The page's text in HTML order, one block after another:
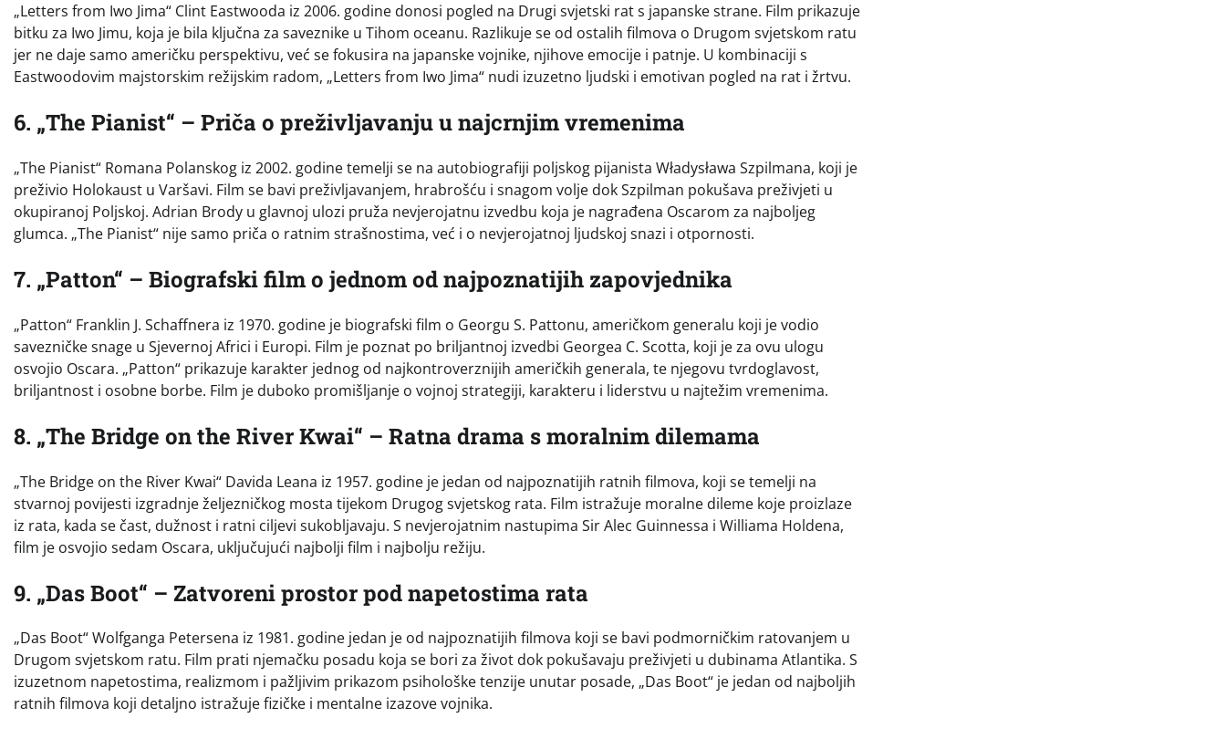
„Letters from Iwo Jima“ Clint Eastwooda iz 2006. godine donosi pogled na Drugi svjetski rat s japanske strane. Film prikazuje
bitku za Iwo Jimu, koja je bila ključna za saveznike u Tihom oceanu. Razlikuje se od ostalih filmova o Drugom svjetskom ratu
jer ne daje samo američku perspektivu, već se fokusira na japanske vojnike, njihove emocije i patnje. U kombinaciji s
Eastwoodovim majstorskim režijskim radom, „Letters from Iwo Jima“ nudi izuzetno ljudski i emotivan pogled na rat i žrtvu.
6. „The Pianist“ – Priča o preživljavanju u najcrnjim vremenima
„The Pianist“ Romana Polanskog iz 2002. godine temelji se na autobiografiji poljskog pijanista Władysława Szpilmana, koji je
preživio Holokaust u Varšavi. Film se bavi preživljavanjem, hrabrošću i snagom volje dok Szpilman pokušava preživjeti u
okupiranoj Poljskoj. Adrian Brody u glavnoj ulozi pruža nevjerojatnu izvedbu koja je nagrađena Oscarom za najboljeg
glumca. „The Pianist“ nije samo priča o ratnim strašnostima, već i o nevjerojatnoj ljudskoj snazi i otpornosti.
7. „Patton“ – Biografski film o jednom od najpoznatijih zapovjednika
„Patton“ Franklin J. Schaffnera iz 1970. godine je biografski film o Georgu S. Pattonu, američkom generalu koji je vodio
savezničke snage u Sjevernoj Africi i Europi. Film je poznat po briljantnoj izvedbi Georgea C. Scotta, koji je za ovu ulogu
osvojio Oscara. „Patton“ prikazuje karakter jednog od najkontroverznijih američkih generala, te njegovu tvrdoglavost,
briljantnost i osobne borbe. Film je duboko promišljanje o vojnoj strategiji, karakteru i liderstvu u najtežim vremenima.
8. „The Bridge on the River Kwai“ – Ratna drama s moralnim dilemama
„The Bridge on the River Kwai“ Davida Leana iz 1957. godine je jedan od najpoznatijih ratnih filmova, koji se temelji na
stvarnoj povijesti izgradnje željezničkog mosta tijekom Drugog svjetskog rata. Film istražuje moralne dileme koje proizlaze
iz rata, kada se čast, dužnost i ratni ciljevi sukobljavaju. S nevjerojatnim nastupima Sir Alec Guinnessa i Williama Holdena,
film je osvojio sedam Oscara, uključujući najbolji film i najbolju režiju.
9. „Das Boot“ – Zatvoreni prostor pod napetostima rata
„Das Boot“ Wolfganga Petersena iz 1981. godine jedan je od najpoznatijih filmova koji se bavi podmorničkim ratovanjem u
Drugom svjetskom ratu. Film prati njemačku posadu koja se bori za život dok pokušavaju preživjeti u dubinama Atlantika. S
izuzetnom napetostima, realizmom i pažljivim prikazom psihološke tenzije unutar posade, „Das Boot“ je jedan od najboljih
ratnih filmova koji detaljno istražuje fizičke i mentalne izazove vojnika.